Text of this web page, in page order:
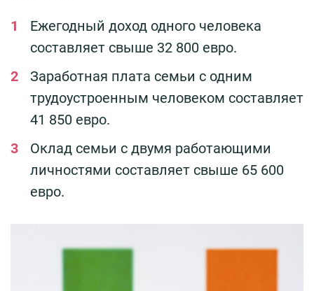
Ежегодный доход одного человека
составляет свыше 32 800 евро.
Заработная плата семьи с одним
трудоустроенным человеком составляет
41 850 евро.
Оклад семьи с двумя работающими
личностями составляет свыше 65 600
евро.